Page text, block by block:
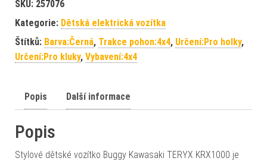
SKU: 257076
Kategorie: Dětská elektrická vozítka
Štítků: Barva:Černá, Trakce pohon:4x4, Určení:Pro holky,
Určení:Pro kluky, Vybavení:4x4
Popis Další informace
Popis
Stylové dětské vozítko Buggy Kawasaki TERYX KRX1000 je